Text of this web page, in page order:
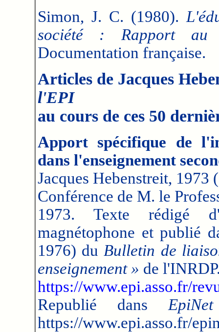
Simon, J. C. (1980).
société : Rapport au
Documentation française.
Articles de Jacques
l'EPI
au cours de ces 50
Apport spécifique de
dans l'enseignement
Jacques Hebenstreit, 1973
Conférence de M. le
1973. Texte rédigé
magnétophone et publié
1976) du Bulletin de
enseignement » de
https://www.epi.asso.fr/
Republié dans EpiNet
https://www.epi.asso.fr/